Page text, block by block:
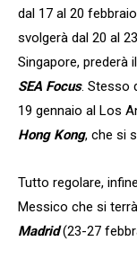
dal 17 al 20
svolgerà dal 20 al
Singapore, prederà
SEA Focus. Stesso
19 gennaio al Los
Hong Kong, che si
Tutto regolare,
Messico che si
Madrid(23-27